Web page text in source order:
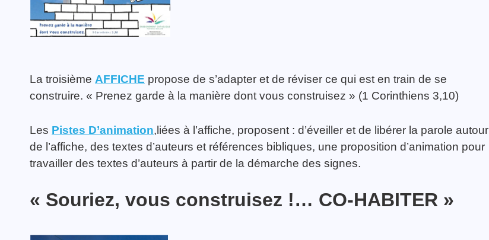
La troisième AFFICHE propose de s’adapter et de réviser ce qui est en train de se
construire. « Prenez garde à la manière dont vous construisez » (1 Corinthiens 3,10)
Les Pistes D’animation,liées à l’affiche, proposent : d’éveiller et de libérer la parole autour
de l’affiche, des textes d’auteurs et références bibliques, une proposition d’animation pour
travailler des textes d’auteurs à partir de la démarche des signes.
« Souriez, vous construisez !… CO-HABITER »